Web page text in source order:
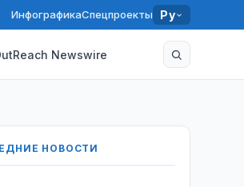
ИнфографикаСпецпроекты Ру
Newswire
НОВОСТИ